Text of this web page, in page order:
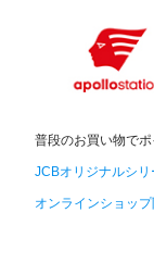
普段のお買い物でポ
JCBオリジナルシリ
オンラインショップ